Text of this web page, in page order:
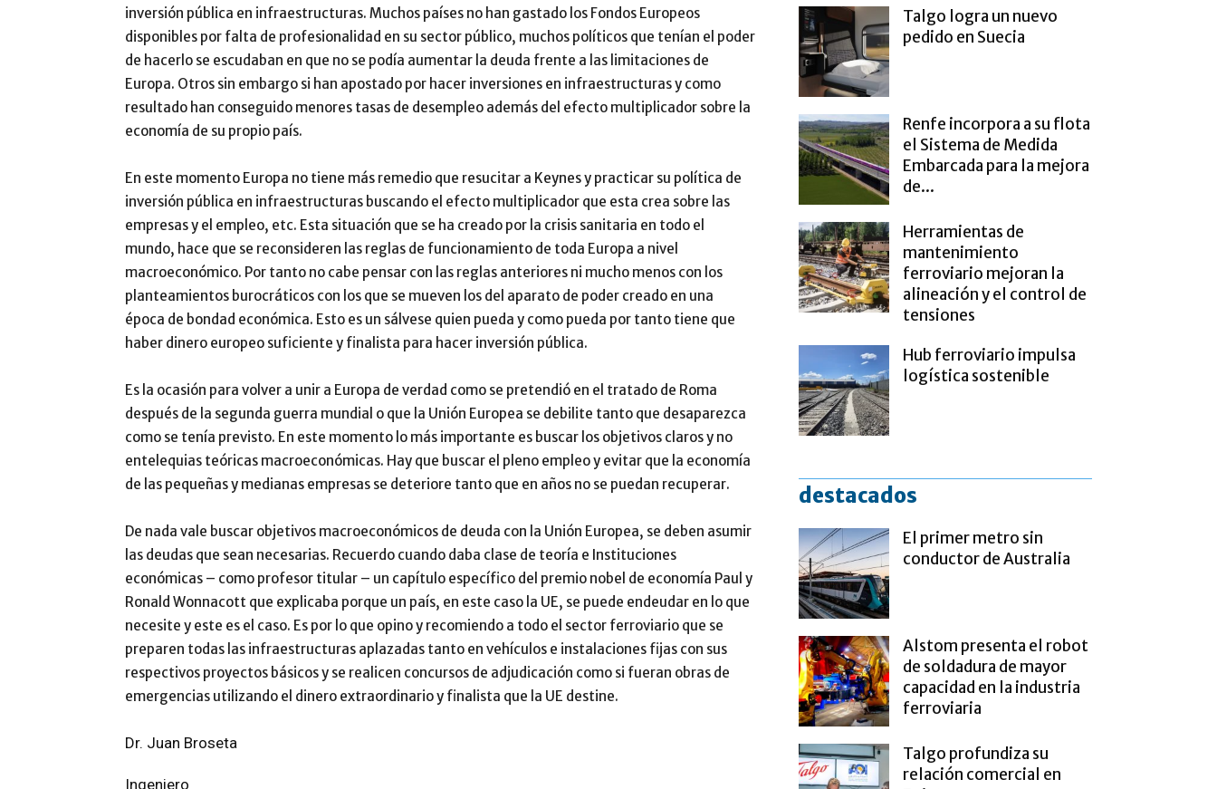
inversión pública en infraestructuras. Muchos países no han gastado los Fondos Europeos
disponibles por falta de profesionalidad en su sector público, muchos políticos que tenían el poder
de hacerlo se escudaban en que no se podía aumentar la deuda frente a las limitaciones de
Europa. Otros sin embargo si han apostado por hacer inversiones en infraestructuras y como
resultado han conseguido menores tasas de desempleo además del efecto multiplicador sobre la
economía de su propio país.
En este momento Europa no tiene más remedio que resucitar a Keynes y practicar su política de
inversión pública en infraestructuras buscando el efecto multiplicador que esta crea sobre las
empresas y el empleo, etc. Esta situación que se ha creado por la crisis sanitaria en todo el
mundo, hace que se reconsideren las reglas de funcionamiento de toda Europa a nivel
macroeconómico. Por tanto no cabe pensar con las reglas anteriores ni mucho menos con los
planteamientos burocráticos con los que se mueven los del aparato de poder creado en una
época de bondad económica. Esto es un sálvese quien pueda y como pueda por tanto tiene que
haber dinero europeo suficiente y finalista para hacer inversión pública.
Es la ocasión para volver a unir a Europa de verdad como se pretendió en el tratado de Roma
después de la segunda guerra mundial o que la Unión Europea se debilite tanto que desaparezca
como se tenía previsto. En este momento lo más importante es buscar los objetivos claros y no
entelequias teóricas macroeconómicas. Hay que buscar el pleno empleo y evitar que la economía
de las pequeñas y medianas empresas se deteriore tanto que en años no se puedan recuperar.
De nada vale buscar objetivos macroeconómicos de deuda con la Unión Europea, se deben asumir
las deudas que sean necesarias. Recuerdo cuando daba clase de teoría e Instituciones
económicas – como profesor titular – un capítulo específico del premio nobel de economía Paul y
Ronald Wonnacott que explicaba porque un país, en este caso la UE, se puede endeudar en lo que
necesite y este es el caso. Es por lo que opino y recomiendo a todo el sector ferroviario que se
preparen todas las infraestructuras aplazadas tanto en vehículos e instalaciones fijas con sus
respectivos proyectos básicos y se realicen concursos de adjudicación como si fueran obras de
emergencias utilizando el dinero extraordinario y finalista que la UE destine.
Dr. Juan Broseta
Ingeniero
Talgo logra un nuevo
pedido en Suecia
Renfe incorpora a su flota
el Sistema de Medida
Embarcada para la mejora
de...
Herramientas de
mantenimiento
ferroviario mejoran la
alineación y el control de
tensiones
Hub ferroviario impulsa
logística sostenible
destacados
El primer metro sin
conductor de Australia
Alstom presenta el robot
de soldadura de mayor
capacidad en la industria
ferroviaria
Talgo profundiza su
relación comercial en